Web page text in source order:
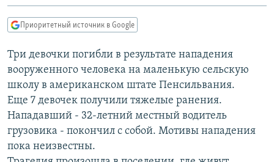
главной
навигации
Вернутся
поиску
IDEL.РЕАЛИИ
КАВКАЗ.РЕАЛИИ
СЕВЕР.РЕАЛИИ
СИБИРЬ.РЕАЛИИ
РАСПИСАНИЕ ВЕЩАНИЯ
ПОДПИШИТЕСЬ НА РАССЫЛКУ
Приоритетный источник в Google
Три девочки погибли в результате нападения
вооруженного человека на маленькую сельскую
школу в американском штате Пенсильвания.
Еще 7 девочек получили тяжелые ранения.
Нападавший - 32-летний местный водитель
грузовика - покончил с собой. Мотивы нападения
пока неизвестны.